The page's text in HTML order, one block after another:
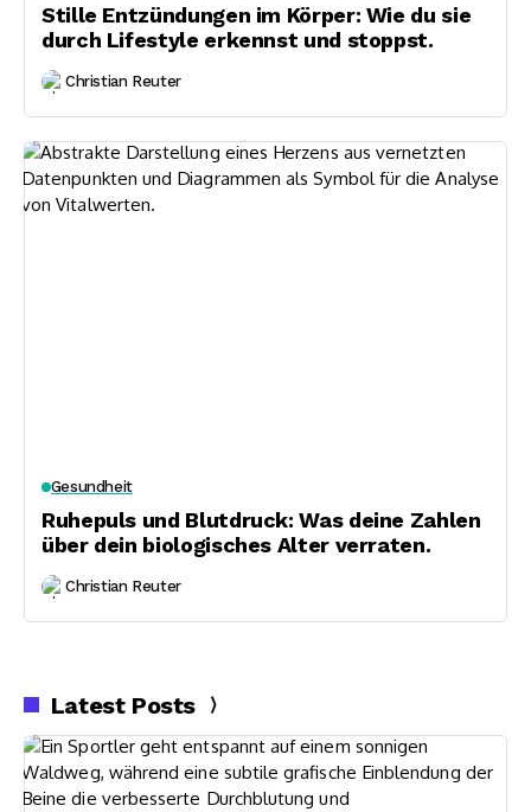
Stille Entzündungen im Körper: Wie du sie
durch Lifestyle erkennst und stoppst.
Christian Reuter
Gesundheit
Ruhepuls und Blutdruck: Was deine Zahlen
über dein biologisches Alter verraten.
Christian Reuter
Latest Posts